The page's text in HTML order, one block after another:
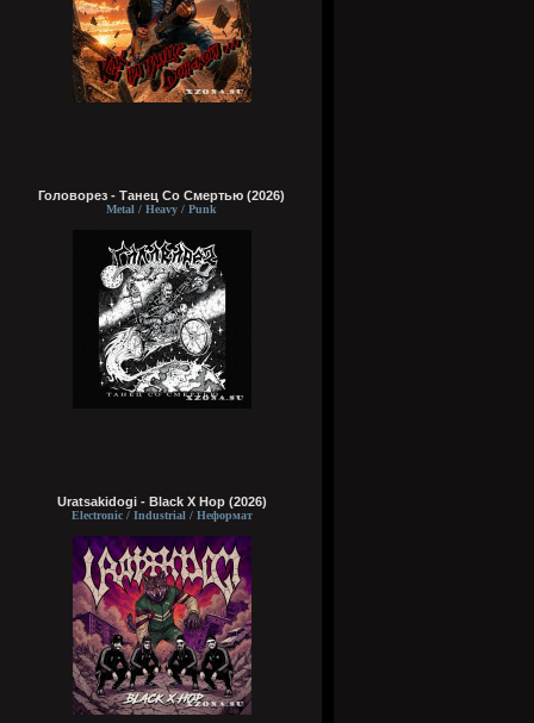
Головорез - Tанец Со Смертью (2026)
Metal / Heavy / Punk
Uratsakidogi - Black X Hop (2026)
Electronic / Industrial / Неформат